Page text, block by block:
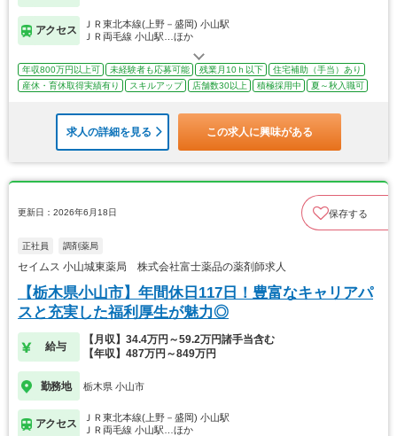
アクセス
ＪＲ東北本線(上野－盛岡) 小山駅
ＪＲ両毛線 小山駅…ほか
年収800万円以上可 未経験者も応募可能 残業月10ｈ以下
住宅補助（手当）あり
産休・育休取得実績有り
スキルアップ 店舗数30以上 積極採用中 夏～秋入職可
求人の詳細を見る この求人に興味がある
更新日：2026年6月18日 保存する
正社員 調剤薬局
セイムス 小山城東薬局 株式会社富士薬品の薬剤師求人
【栃木県小山市】年間休日117日！豊富なキャリアパ
スと充実した福利厚生が魅力◎
給与
【月収】34.4万円～59.2万円諸手当含む
【年収】487万円～849万円
勤務地 栃木県 小山市
アクセス
ＪＲ東北本線(上野－盛岡) 小山駅
ＪＲ両毛線 小山駅…ほか